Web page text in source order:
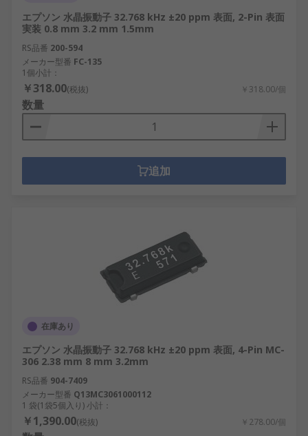
エプソン 水晶振動子 32.768 kHz ±20 ppm 表面, 2-Pin 表面
実装 0.8 mm 3.2 mm 1.5mm
RS品番 200-594
メーカー型番 FC-135
1個小計：
￥318.00(税抜) ￥318.00/個
数量
追加
在庫あり
エプソン 水晶振動子 32.768 kHz ±20 ppm 表面, 4-Pin MC-
306 2.38 mm 8 mm 3.2mm
RS品番 904-7409
メーカー型番 Q13MC3061000112
1 袋(1袋5個入り) 小計：
￥1,390.00(税抜) ￥278.00/個